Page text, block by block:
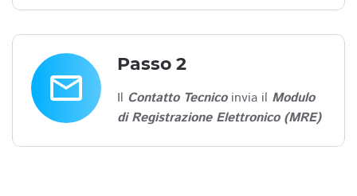
email
Passo 2
Il Contatto Tecnicoinvia il Modulo
di Registrazione Elettronico (MRE)